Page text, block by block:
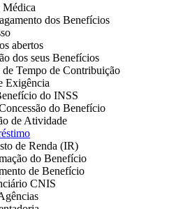
Médica
dos Benefícios
abertos
dos seus Benefícios
Tempo de Contribuição
Exigência
do INSS
do Benefício
de Atividade
de Renda (IR)
do Benefício
de Benefício
CNIS